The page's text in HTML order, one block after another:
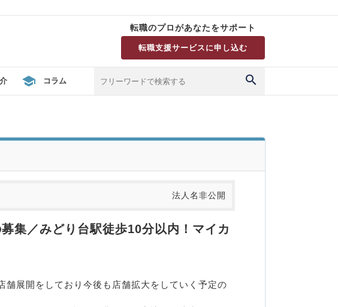
転職のプロがあなたをサポート
転職支援サービスに申し込む
コラム
法人名非公開
集／みどり台駅徒歩10分以内！マイカ
舗展開をしており今後も店舗拡大をしていく予定の